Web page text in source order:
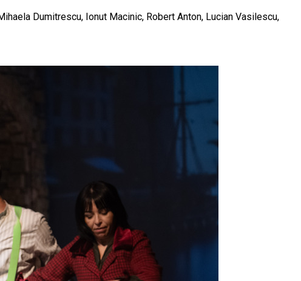
Dumitrescu, Ionut Macinic, Robert Anton, Lucian Vasilescu,